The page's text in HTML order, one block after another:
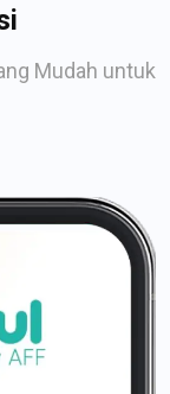
Mudah untuk